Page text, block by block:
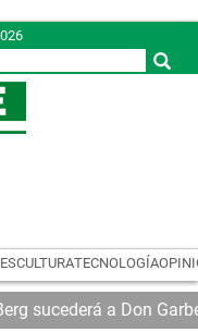
CULTURATECNOLOGÍA
sucederá a Don